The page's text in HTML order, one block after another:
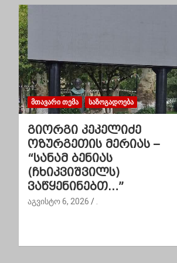
ს
ნ
ა
ვ
ი
გ
ა
ც
ᲛᲗᲐᲕᲐᲠᲘ ᲗᲔᲛᲐ ᲡᲐᲖᲝᲒᲐᲓᲝᲔᲑᲐ
გიორგი კეკელიძე
ოზურგეთის მერიას –
“სანამ ბენიას
(ჩხიკვიშვილს)
ვაწყენინებთ…”
აგვისტო 6, 2026